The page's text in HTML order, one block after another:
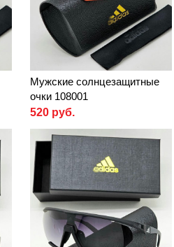
Мужские солнцезащитные
очки 108001
520 руб.